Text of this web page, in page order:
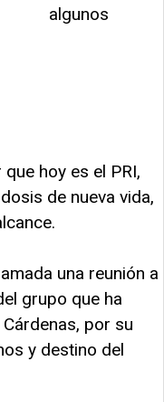
algunos
hoy es el PRI,
de nueva vida,
una reunión a
grupo que ha
por su
y destino del